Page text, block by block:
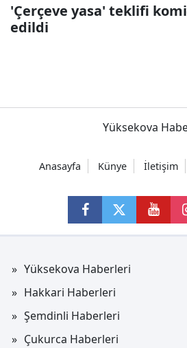
'Çerçeve yasa' teklifi
edildi
Yüksekova
Anasayfa Künye İletişim
Yüksekova Haberleri
Hakkari Haberleri
Şemdinli Haberleri
Çukurca Haberleri